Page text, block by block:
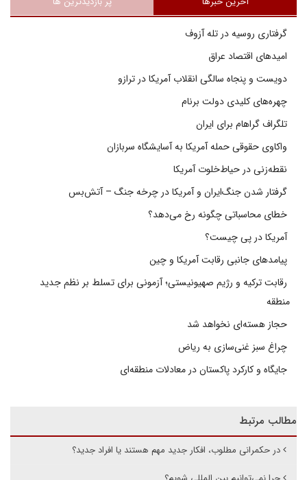
گرفتاری روسیه در تله آزوف
امیدهای اقتصاد عراق
دویست و پنجاه سالگی انقلاب آمریکا در ترازو
چهره‌های کلیدی دولت برنام
تلگراف گراهام برای ایران
واکاوی حقوقی حمله آمریکا به آسایشگاه سربازان
نقطه‌زنی در حیاط‌خلوت آمریکا
گرفتار شدن جنگ‌ایران و آمریکا در چرخه جنگ – آتش‌بس
خطای محاسباتی چگونه رخ می‌دهد؟
آمریکا در پی چیست؟
پیامدهای جانبی رقابت آمریکا و چین
رقابت ترکیه و رژیم صهیونیستی؛ آزمونی برای تسلط بر نظم جدید
منطقه
حجاز هسته‌ای نخواهد شد
چراغ سبز غنی‌سازی به ریاض
جایگاه و کارکرد پاکستان در معادلات منطقه‌ای
مطالب مرتبط
در حکمرانی مطلوب، افکار جدید مهم هستند یا افراد جدید؟